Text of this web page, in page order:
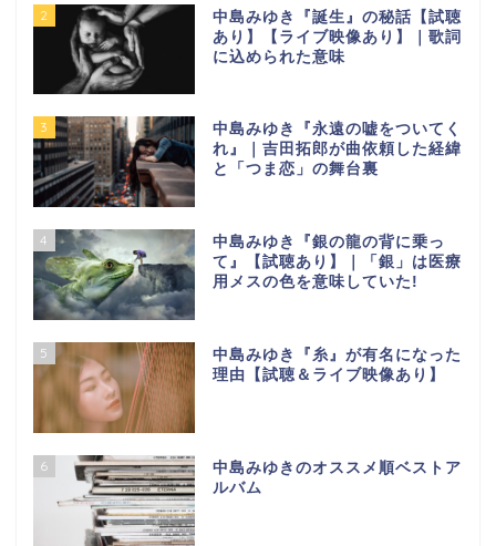
2
中島みゆき『誕生』の秘話【試聴
あり】【ライブ映像あり】｜歌詞
に込められた意味
3
中島みゆき『永遠の嘘をついてく
れ』｜吉田拓郎が曲依頼した経緯
と「つま恋」の舞台裏
4
中島みゆき『銀の龍の背に乗っ
て』【試聴あり】｜「銀」は医療
用メスの色を意味していた!
5
中島みゆき『糸』が有名になった
理由【試聴＆ライブ映像あり】
6
中島みゆきのオススメ順ベストア
ルバム